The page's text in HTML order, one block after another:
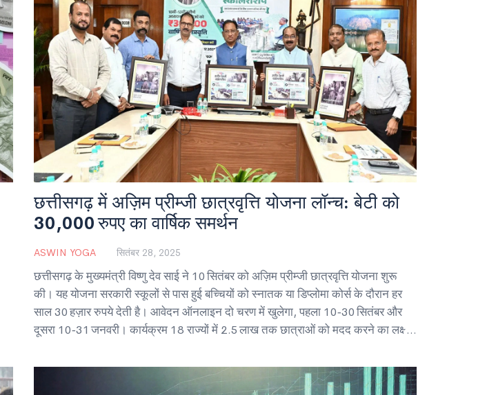
छत्तीसगढ़ में अज़िम प्रीम्‍जी छात्रवृत्ति योजना लॉन्च: बेटी को
30,000 रुपए का वार्षिक समर्थन
ASWIN YOGA सितंबर 28, 2025
छत्तीसगढ़ के मुख्यमंत्री विष्णु देव साई ने 10 सितंबर को अज़िम प्रीम्‍जी छात्रवृत्ति योजना शुरू
की। यह योजना सरकारी स्कूलों से पास हुई बच्चियों को स्नातक या डिप्लोमा कोर्स के दौरान हर
साल 30 हज़ार रुपये देती है। आवेदन ऑनलाइन दो चरण में खुलेगा, पहला 10‑30 सितंबर और
दूसरा 10‑31 जनवरी। कार्यक्रम 18 राज्यों में 2.5 लाख तक छात्राओं को मदद करने का लक्ष्य